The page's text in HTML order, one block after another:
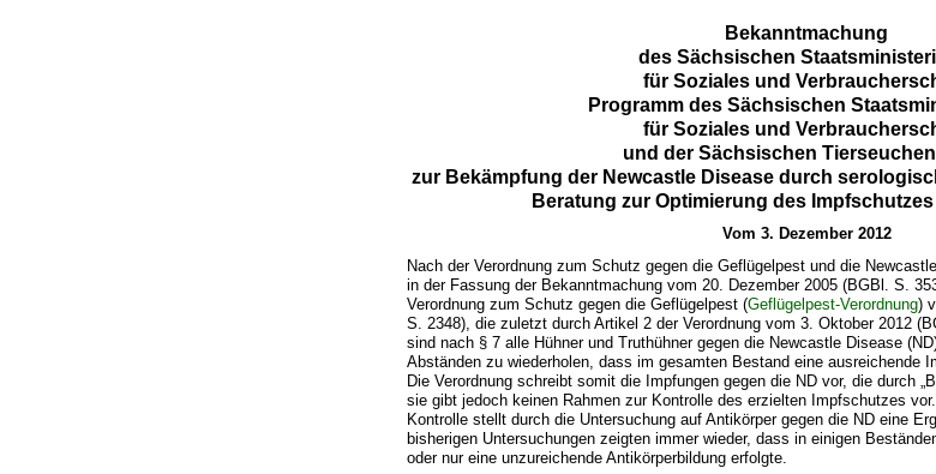
Bekanntmachung
des Sächsischen
für Soziales und
Programm des Sächsischen
für Soziales und
und der Sächsischen
zur Bekämpfung der Newcastle Disease durch
Beratung zur Optimierung des
Vom 3. Dezember 2012
Nach der Verordnung zum Schutz gegen die Geflügelpest und die
in der Fassung der Bekanntmachung vom 20. Dezember 2005 (BGBl. S.
Verordnung zum Schutz gegen die Geflügelpest (Geflügelpest-Verordnung)
S. 2348), die zuletzt durch Artikel 2 der Verordnung vom 3. Oktober 2012
sind nach § 7 alle Hühner und Truthühner gegen die Newcastle Disease
Abständen zu wiederholen, dass im gesamten Bestand eine ausreichende
Die Verordnung schreibt somit die Impfungen gegen die ND vor, die durch
sie gibt jedoch keinen Rahmen zur Kontrolle des erzielten Impfschutzes
Kontrolle stellt durch die Untersuchung auf Antikörper gegen die ND eine
bisherigen Untersuchungen zeigten immer wieder, dass in einigen
oder nur eine unzureichende Antikörperbildung erfolgte.